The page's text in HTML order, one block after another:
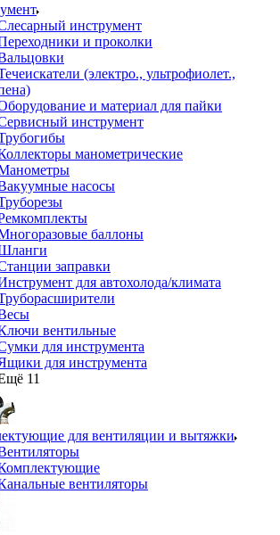
инструмент
и проколки
(электро., ультрофиолет.,
и материал для пайки
инструмент
манометрические
насосы
баллоны
заправки
для автохолода/климата
вентильные
для инструмента
для инструмента
11
для вентиляции и вытяжки
вентиляторы